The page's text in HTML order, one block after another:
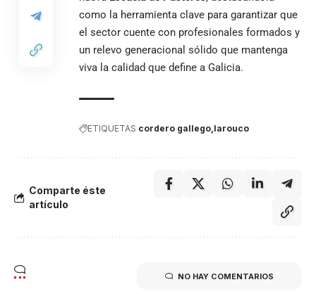
como la herramienta clave para garantizar que
el sector cuente con profesionales formados y
un relevo generacional sólido que mantenga
viva la calidad que define a Galicia.
ETIQUETAS cordero gallego larouco
Comparte éste
artículo
NO HAY COMENTARIOS